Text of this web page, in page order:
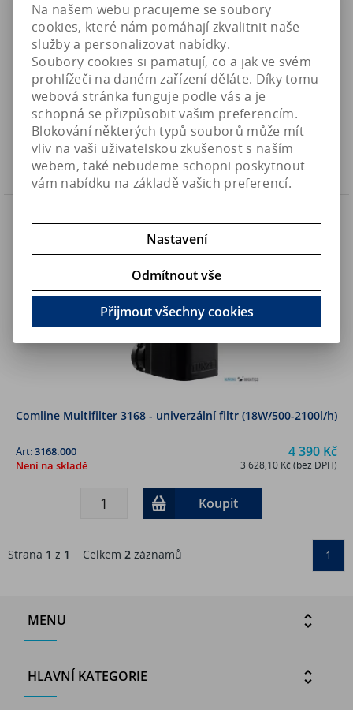
Comline Nanofilter 3161 - universální filtr (4,5W/250-850l/h)
1 272,80 Kč (bez DPH)
3161.000
Skladem
Koupit
Comline Multifilter 3168 - univerzální filtr (18W/500-2100l/h)
4 390 Kč
3 628,10 Kč (bez DPH)
Art:3168.000
Není na skladě
Koupit
Strana 1 z 1 Celkem 2 záznamů 1
MENU
HLAVNÍ KATEGORIE
Na našem webu pracujeme se soubory
cookies, které nám pomáhají zkvalitnit naše
služby a personalizovat nabídky.
Soubory cookies si pamatují, co a jak ve svém
prohlížeči na daném zařízení děláte. Díky tomu
webová stránka funguje podle vás a je
schopná se přizpůsobit vašim preferencím.
Blokování některých typů souborů může mít
vliv na vaši uživatelskou zkušenost s naším
webem, také nebudeme schopni poskytnout
vám nabídku na základě vašich preferencí.
Nastavení
Odmítnout vše
Přijmout všechny cookies